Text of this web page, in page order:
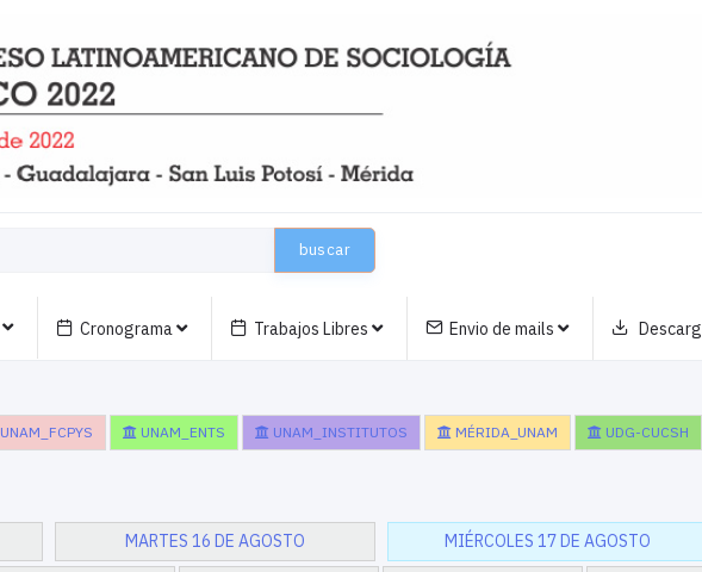
buscar
Cronograma Trabajos Libres Envio de mails
UNAM_FCPYS UNAM_ENTS UNAM_INSTITUTOS MÉRIDA_UNAM UDG-CUCSH
MARTES 16 DE AGOSTO MIÉRCOLES 17 DE AGOSTO